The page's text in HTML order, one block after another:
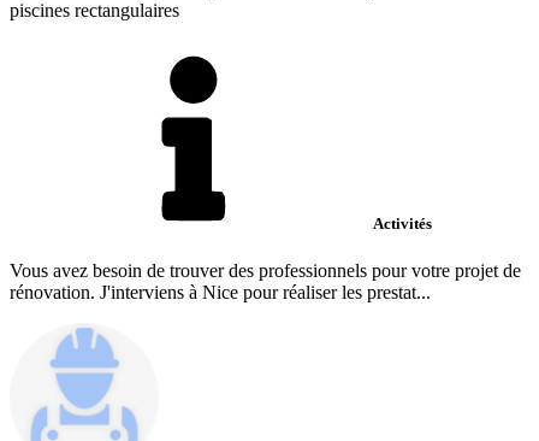
piscines rectangulaires
Activités
Vous avez besoin de trouver des professionnels pour votre projet de
rénovation. J'interviens à Nice pour réaliser les prestat...